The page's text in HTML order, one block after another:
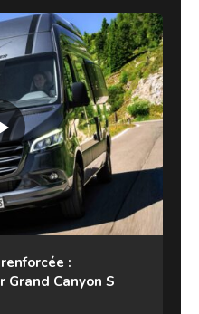
:
Grand Canyon S